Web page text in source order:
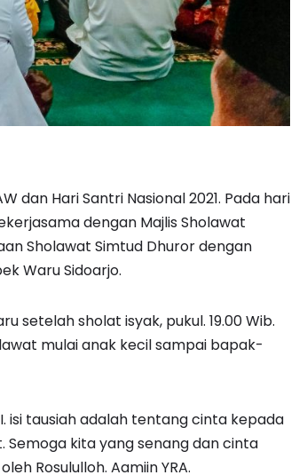
dan Hari Santri Nasional 2021. Pada hari
dengan Majlis Sholawat
Sholawat Simtud Dhuror dengan
Waru Sidoarjo.
setelah sholat isyak, pukul. 19.00 Wib.
mulai anak kecil sampai bapak-
isi tausiah adalah tentang cinta kepada
kita yang senang dan cinta
Rosululloh. Aamiin YRA.